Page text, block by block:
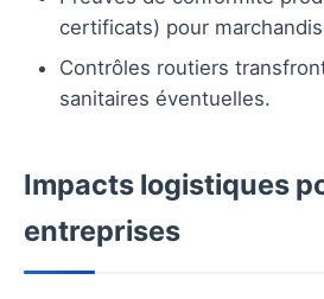
certificats) pour
Contrôles routiers
sanitaires éventuelles.
Impacts logistiques
entreprises